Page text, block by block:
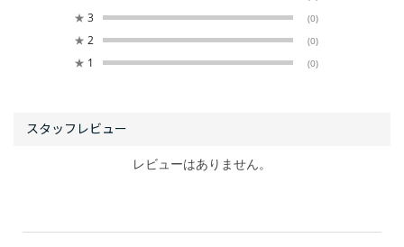
★ 3 (0)
★ 2 (0)
★ 1 (0)
レビューはありません。